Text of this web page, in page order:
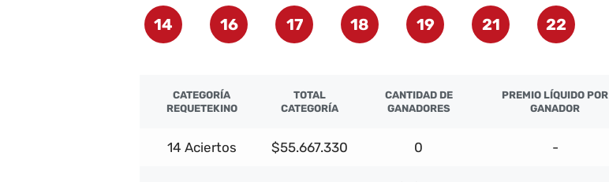
14 16 17 18 19 21 22
CATEGORÍA
REQUETEKINO
TOTAL
CATEGORÍA
CANTIDAD DE
GANADORES
PREMIO LÍQUIDO POR
GANADOR
14 Aciertos $55.667.330 0 -